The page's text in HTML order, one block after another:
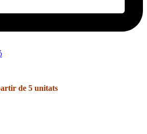
de 5 unitats